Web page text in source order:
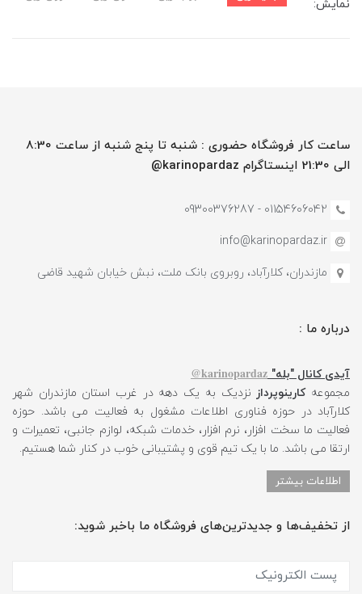
نمایش:
ساعت کار فروشگاه حضوری : شنبه تا پنج شنبه از ساعت 8:30
الی 21:30 اینستاگرام karinopardaz@
01154606042 - 09300376287
info@karinopardaz.ir
مازندران، کلارآباد، روبروی بانک ملت، نبش خیابان شهید قاضی
درباره ما :
آیدی کانال "بله" karinopardaz@
مجموعهکارینوپرداز نزدیک به یک دهه در غرب استان مازندران شهر
کلارآباد در حوزه فناوری اطلاعات مشغول به فعالیت می باشد. حوزه
فعالیت ما سخت افزار، نرم افزار، خدمات شبکه، لوازم جانبی، تعمیرات و
ارتقا می باشد. ما با یک تیم قوی و پشتیبانی خوب در کنار شما هستیم.
اطلاعات بیشتر
از تخفیف‌ها و جدیدترین‌های فروشگاه ما باخبر شوید: